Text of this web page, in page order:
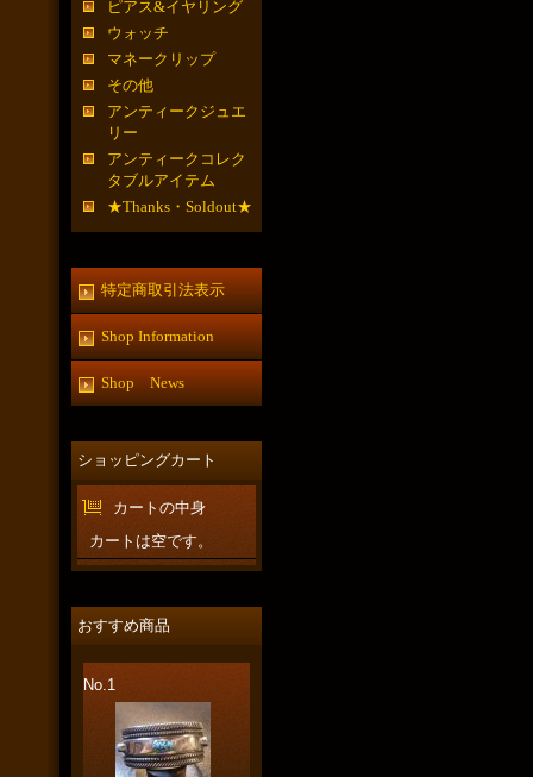
ピアス&イヤリング
ウォッチ
マネークリップ
その他
アンティークジュエ
リー
アンティークコレク
タブルアイテム
★Thanks・Soldout★
特定商取引法表示
Shop Information
Shop News
ショッピングカート
カートの中身
カートは空です。
おすすめ商品
No.1